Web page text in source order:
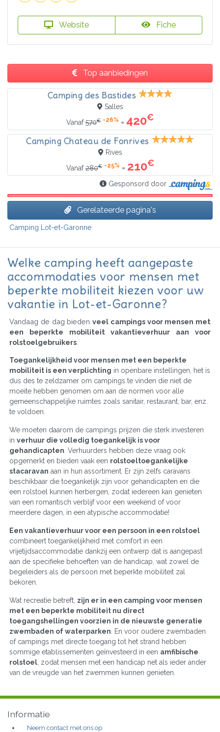
Website Fiche
Top aanbiedingen
Camping des Bastides
Salles
Vanaf570€ -26% = 420€
Camping Chateau de Fonrives
Rives
Vanaf280€ -25% = 210€
Gesponsord door
Gerelateerde pagina's
Camping Lot-et-Garonne
Welke camping heeft aangepaste
accommodaties voor mensen met
beperkte mobiliteit kiezen voor uw
vakantie in Lot-et-Garonne?
Vandaag de dag bieden veel campings voor mensen met
een beperkte mobiliteit vakantieverhuur aan voor
rolstoelgebruikers
Toegankelijkheid voor mensen met een beperkte
mobiliteit is een verplichting in openbare instellingen, het is
dus des te zeldzamer om campings te vinden die niet de
moeite hebben genomen om aan de normen voor alle
gemeenschappelijke ruimtes zoals sanitair, restaurant, bar, enz.
te voldoen.
We moeten daarom de campings prijzen die sterk investeren
in verhuur die volledig toegankelijk is voor
gehandicapten . Verhuurders hebben deze vraag ook
opgemerkt en bieden vaak een rolstoeltoegankelijke
stacaravan aan in hun assortiment. Er zijn zelfs caravans
beschikbaar die toegankelijk zijn voor gehandicapten en die
een rolstoel kunnen herbergen, zodat iedereen kan genieten
van een romantisch verblijf voor een weekend of voor
meerdere dagen, in een atypische accommodatie!
Een vakantieverhuur voor een persoon in een rolstoel
combineert toegankelijkheid met comfort in een
vrijetijdsaccommodatie dankzij een ontwerp dat is aangepast
aan de specifieke behoeften van de handicap, wat zowel de
begeleiders als de persoon met beperkte mobiliteit zal
bekoren.
Wat recreatie betreft, zijn er in een camping voor mensen
met een beperkte mobiliteit nu direct
toegangshellingen voorzien in de nieuwste generatie
zwembaden of waterparken . En voor oudere zwembaden
of campings met directe toegang tot het strand hebben
sommige etablissementen geïnvesteerd in een amfibische
rolstoel , zodat mensen met een handicap net als ieder ander
van de vreugde van het zwemmen kunnen genieten.
Informatie
Neem contact met ons op